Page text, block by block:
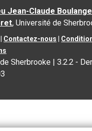
Jean-Claude
, Université de
Contactez-nous
Sherbrooke |3.2.2 -